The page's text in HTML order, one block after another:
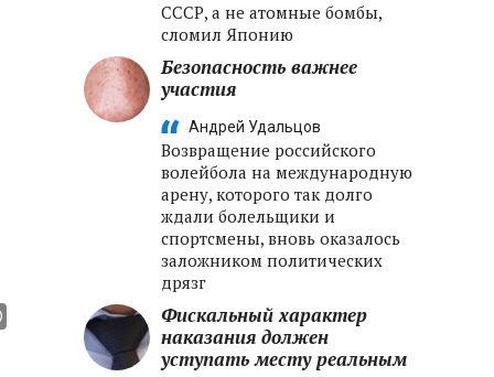
СССР, а не атомные бомбы,
сломил Японию
Безопасность важнее
участия
Андрей Удальцов
Возвращение российского
волейбола на международную
арену, которого так долго
ждали болельщики и
спортсмены, вновь оказалось
заложником политических
дрязг
Фискальный характер
наказания должен
уступать месту реальным